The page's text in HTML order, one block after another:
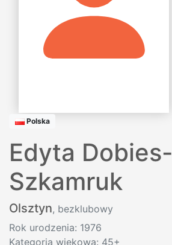
Polska
Edyta Dobies-
Szkamruk
Olsztyn, bezklubowy
Rok urodzenia: 1976
Kategoria wiekowa: 45+